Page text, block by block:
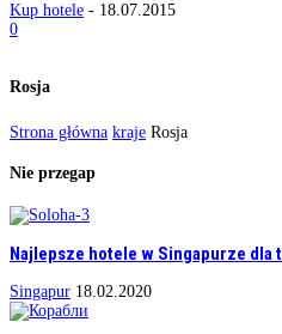
Kup hotele - 18.07.2015
0
Rosja
Strona główna kraje Rosja
Nie przegap
Najlepsze hotele w Singapurze dla
Singapur 18.02.2020